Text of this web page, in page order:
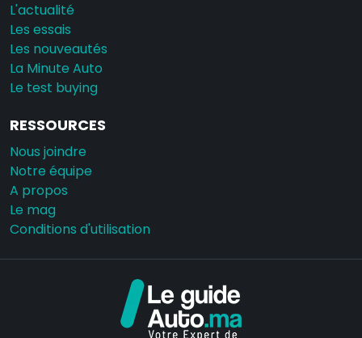
L'actualité
Les essais
Les nouveautés
La Minute Auto
Le test buying
RESSOURCES
Nous joindre
Notre équipe
A propos
Le mag
Conditions d'utilisation